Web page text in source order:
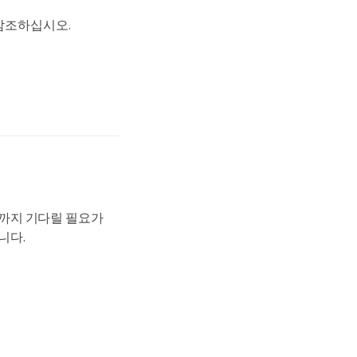
조하십시오.
지 기다릴 필요가
다.